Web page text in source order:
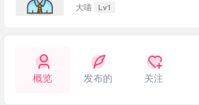
大喵 Lv1
概览 发布的 关注